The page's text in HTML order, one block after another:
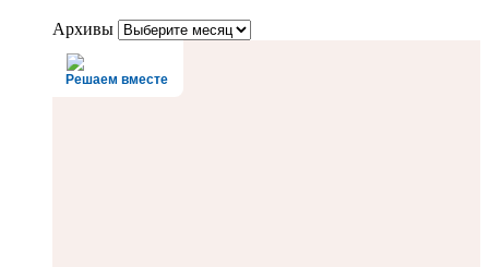
Архивы
Решаем вместе